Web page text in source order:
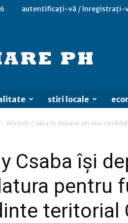
autentificați-vă / înregistrați-
stiri locale
Borboly Csaba își depune din nou
Csaba își
pentru
teritorial